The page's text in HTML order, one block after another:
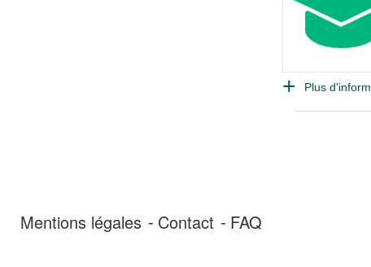
Plus
Mentions légales Contact FAQ